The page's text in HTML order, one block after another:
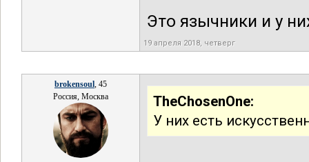
Это язычники и у
19 апреля 2018, четверг
brokensoul, 45
Россия, Москва
TheChosenOne:
У них есть